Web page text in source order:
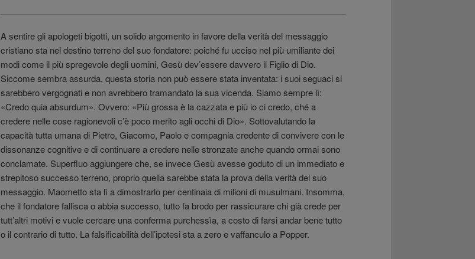
A sentire gli apologeti bigotti, un solido argomento in favore della verità del messaggio
cristiano sta nel destino terreno del suo fondatore: poiché fu ucciso nel più umiliante dei
modi come il più spregevole degli uomini, Gesù dev’essere davvero il Figlio di Dio.
Siccome sembra assurda, questa storia non può essere stata inventata: i suoi seguaci si
sarebbero vergognati e non avrebbero tramandato la sua vicenda. Siamo sempre lì:
«Credo quia absurdum». Ovvero: «Più grossa è la cazzata e più io ci credo, ché a
credere nelle cose ragionevoli c’è poco merito agli occhi di Dio». Sottovalutando la
capacità tutta umana di Pietro, Giacomo, Paolo e compagnia credente di convivere con le
dissonanze cognitive e di continuare a credere nelle stronzate anche quando ormai sono
conclamate. Superfluo aggiungere che, se invece Gesù avesse goduto di un immediato e
strepitoso successo terreno, proprio quella sarebbe stata la prova della verità del suo
messaggio. Maometto sta lì a dimostrarlo per centinaia di milioni di musulmani. Insomma,
che il fondatore fallisca o abbia successo, tutto fa brodo per rassicurare chi già crede per
tutt’altri motivi e vuole cercare una conferma purchessìa, a costo di farsi andar bene tutto
o il contrario di tutto. La falsificabilità dell’ipotesi sta a zero e vaffanculo a Popper.